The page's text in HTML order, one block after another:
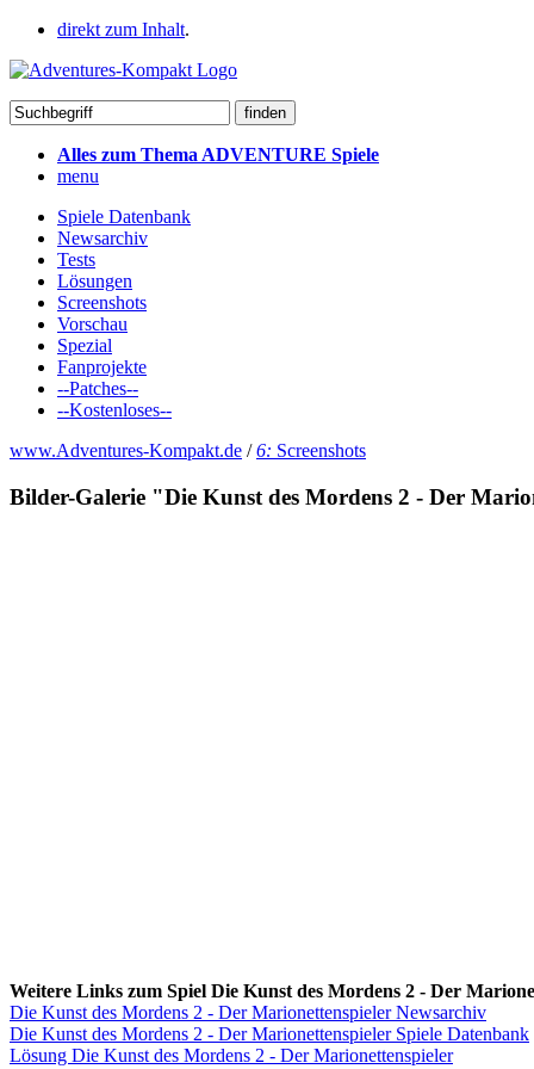
direkt zum Inhalt.
Alles zum Thema ADVENTURE Spiele
menu
Spiele Datenbank
Newsarchiv
Tests
Lösungen
Screenshots
Vorschau
Spezial
Fanprojekte
--Patches--
--Kostenloses--
www.Adventures-Kompakt.de /6: Screenshots
Bilder-Galerie "Die Kunst des Mordens 2 - Der
Weitere Links zum Spiel Die Kunst des Mordens 2 - Der
Die Kunst des Mordens 2 - Der Marionettenspieler Newsarchiv
Die Kunst des Mordens 2 - Der Marionettenspieler Spiele Datenbank
Lösung Die Kunst des Mordens 2 - Der Marionettenspieler